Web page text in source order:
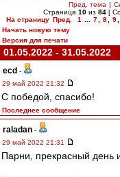
Пред. тема |
Страница 10 из 84 [
На страницу Пред. 1 7 8 9
Начать новую тему
Версия для печати
01.05.2022 - 31.05.2022
ecd -
29 май 2022 21:32
С победой, спасибо!
Последнее сообщение
raladan -
29 май 2022 21:31
Парни, прекрасный день